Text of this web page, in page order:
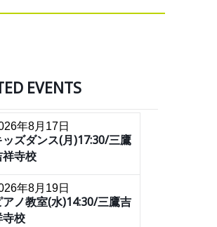
EVENTS
年8月17日
ッズダンス(月)17:30/三鷹
祥寺校
年8月19日
アノ教室(水)14:30/三鷹吉
寺校